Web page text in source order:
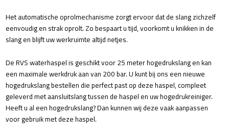
Het automatische oprolmechanisme zorgt ervoor dat de slang zichzelf
eenvoudig en strak oprolt. Zo bespaart u tijd, voorkomt u knikken in de
slang en blijft uw werkruimte altijd netjes.
De RVS waterhaspel is geschikt voor 25 meter hogedrukslang en kan
een maximale werkdruk aan van 200 bar. U kunt bij ons een nieuwe
hogedrukslang bestellen die perfect past op deze haspel, compleet
geleverd met aansluitslang tussen de haspel en uw hogedrukreiniger.
Heeft u al een hogedrukslang? Dan kunnen wij deze vaak aanpassen
voor gebruik met deze haspel.